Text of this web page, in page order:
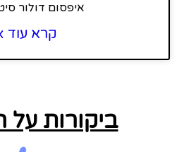
איפסום דולור
קרא עוד
ביקורות